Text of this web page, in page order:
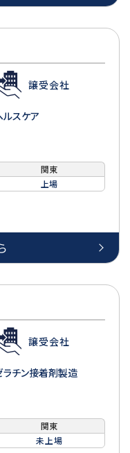
譲受会社
ルスケア
関東
上場
譲受会社
ラチン接着剤製造
関東
未上場